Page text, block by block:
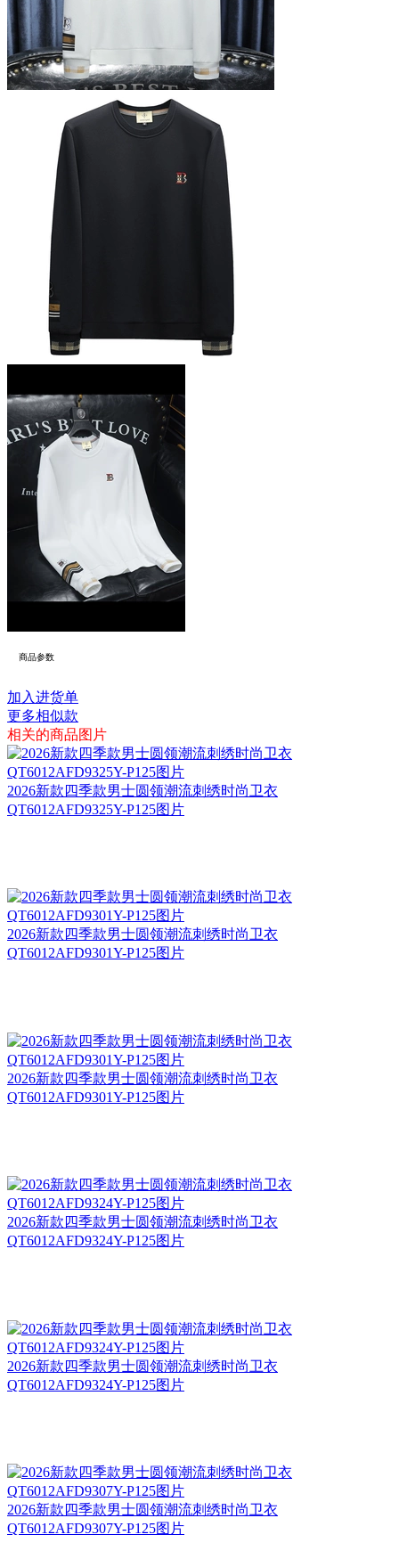
商品参数
加入进货单
更多相似款
相关的商品图片
2026新款四季款男士圆领潮流刺绣时尚卫衣
QT6012AFD9325Y-P125图片
2026新款四季款男士圆领潮流刺绣时尚卫衣
QT6012AFD9301Y-P125图片
2026新款四季款男士圆领潮流刺绣时尚卫衣
QT6012AFD9301Y-P125图片
2026新款四季款男士圆领潮流刺绣时尚卫衣
QT6012AFD9324Y-P125图片
2026新款四季款男士圆领潮流刺绣时尚卫衣
QT6012AFD9324Y-P125图片
2026新款四季款男士圆领潮流刺绣时尚卫衣
QT6012AFD9307Y-P125图片